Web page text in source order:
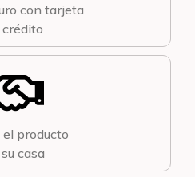
con tarjeta
crédito
el producto
casa